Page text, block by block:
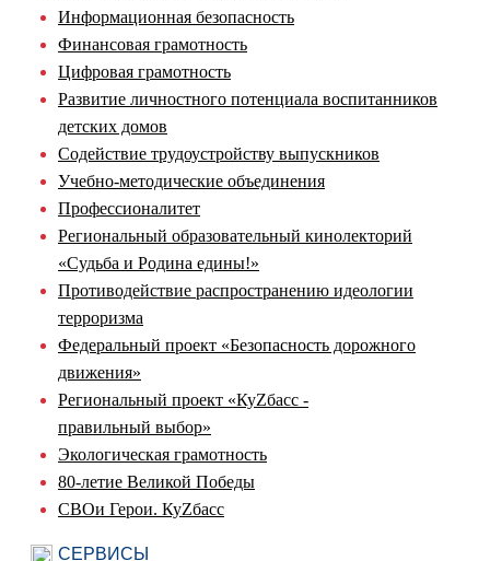
Информационная безопасность
Финансовая грамотность
Цифровая грамотность
Развитие личностного потенциала воспитанников
детских домов
Содействие трудоустройству выпускников
Учебно-методические объединения
Профессионалитет
Региональный образовательный кинолекторий
«Судьба и Родина едины!»
Противодействие распространению идеологии
терроризма
Федеральный проект «Безопасность дорожного
движения»
Региональный проект «КуZбасс -
правильный выбор»
Экологическая грамотность
80-летие Великой Победы
СВОи Герои. КуZбасс
СЕРВИСЫ